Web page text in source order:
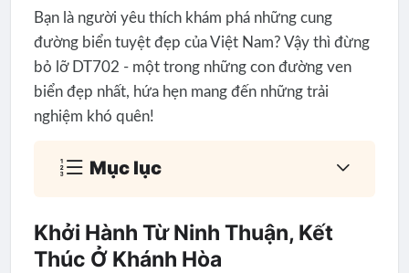
Bạn là người yêu thích khám phá những cung
đường biển tuyệt đẹp của Việt Nam? Vậy thì đừng
bỏ lỡ DT702 - một trong những con đường ven
biển đẹp nhất, hứa hẹn mang đến những trải
nghiệm khó quên!
Mục lục
Khởi Hành Từ Ninh Thuận, Kết
Thúc Ở Khánh Hòa